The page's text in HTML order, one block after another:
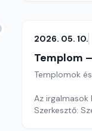
2026. 05. 10.
Templom
Templomok
Az
Szerkesztő: